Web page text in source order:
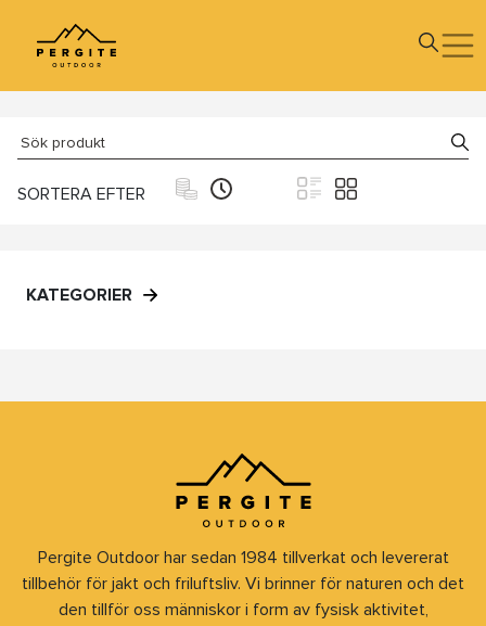
SORTERA EFTER
KATEGORIER
Pergite Outdoor har sedan 1984 tillverkat och levererat
tillbehör för jakt och friluftsliv. Vi brinner för naturen och det
den tillför oss människor i form av fysisk aktivitet,